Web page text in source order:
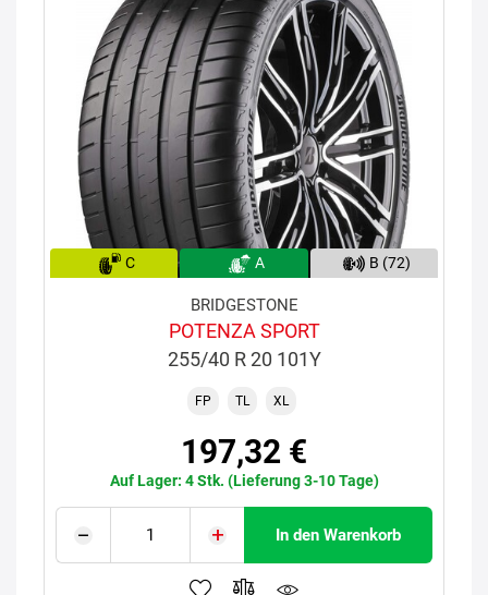
C A B (72)
BRIDGESTONE
POTENZA SPORT
255/40 R 20 101Y
FP TL XL
197,32 €
Auf Lager: 4 Stk. (Lieferung 3-10 Tage)
In den Warenkorb